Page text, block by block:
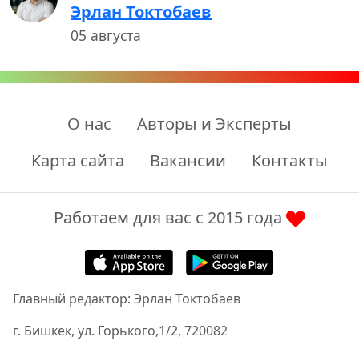
Эрлан Токтобаев
05 августа
О нас
Авторы и Эксперты
Карта сайта
Вакансии Контакты
Работаем для вас с 2015 года
Главный редактор: Эрлан Токтобаев
г. Бишкек, ул. Горького,1/2, 720082